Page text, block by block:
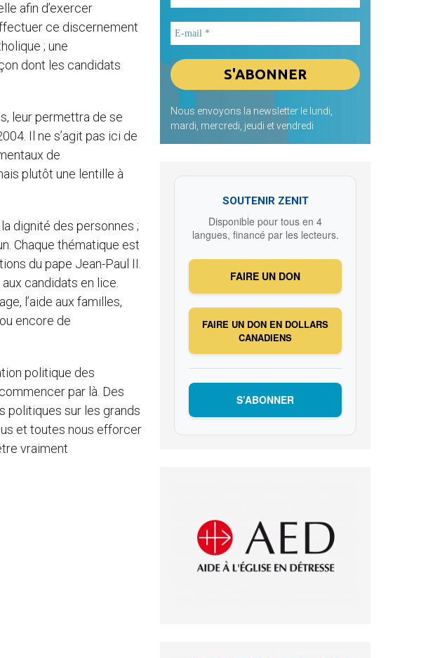
afin d’exercer
ce discernement
; une
dont les candidats
leur permettra de se
Il ne s’agit pas ici de
de
plutôt une lentille à
dignité des personnes ;
Chaque thématique est
du pape Jean-Paul II.
candidats en lice.
l’aide aux familles,
encore de
politique des
par là. Des
politiques sur les grands
et toutes nous efforcer
vraiment
Nous envoyons la newsletter le lundi,
mardi, mercredi, jeudi et vendredi
SOUTENIR ZENIT
Disponible pour tous en 4
langues, financé par les lecteurs.
FAIRE UN DON
FAIRE UN DON EN DOLLARS
CANADIENS
S’ABONNER